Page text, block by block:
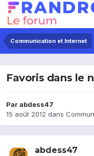
Communication et Internet
Favoris dans le
Parabdess47
15 août 2012 dans
abdess47